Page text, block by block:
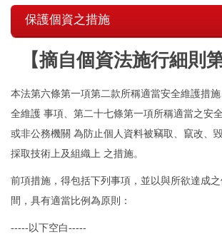
保護個資之措施
【摘自個資法施行細則
本法第六條第一項第二款所稱適當安全維護措
全維護 事項、第二十七條第一項所稱適當之安
或非公務機關 為防止個人資料被竊取、竄改、
採取技術上及組織上 之措施。
前項措施，得包括下列事項，並以與所欲達成
間，具有適當比例為原則：
-----以下空白-----